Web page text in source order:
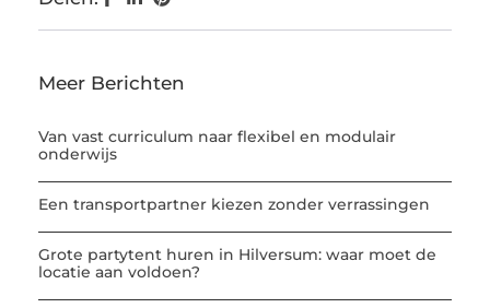
Meer Berichten
Van vast curriculum naar flexibel en modulair
onderwijs
Een transportpartner kiezen zonder verrassingen
Grote partytent huren in Hilversum: waar moet de
locatie aan voldoen?